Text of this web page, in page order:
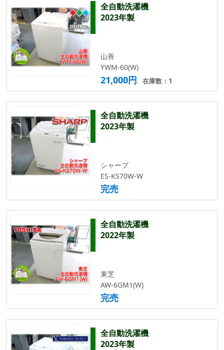
全自動洗濯機
2023年製
山善
YWM-60(W)
21,000円 在庫数：1
全自動洗濯機
2023年製
シャープ
ES-KS70W-W
完売
全自動洗濯機
2022年製
東芝
AW-6GM1(W)
完売
全自動洗濯機
2023年製